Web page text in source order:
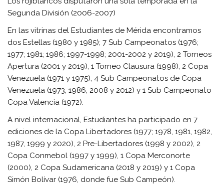
Segunda División (2006-2007)
En las vitrinas del Estudiantes de Mérida encontramos
dos Estellas (1980 y 1985); 7 Sub Campeonatos (1976;
1977; 1981; 1986; 1997-1998; 2001-2002 y 2019), 2 Torneos
Apertura (2001 y 2019), 1 Torneo Clausura (1998), 2 Copa
Venezuela (1971 y 1975), 4 Sub Campeonatos de Copa
Venezuela (1973; 1986; 2008 y 2012) y 1 Sub Campeonato
Copa Valencia (1972).
A nivel internacional, Estudiantes ha participado en 7
ediciones de la Copa Libertadores (1977; 1978, 1981, 1982,
1987, 1999 y 2020), 2 Pre-Libertadores (1998 y 2002), 2
Copa Conmebol (1997 y 1999), 1 Copa Merconorte
(2000), 2 Copa Sudamericana (2018 y 2019) y 1 Copa
Simón Bolívar (1976, donde fue Sub Campeón).